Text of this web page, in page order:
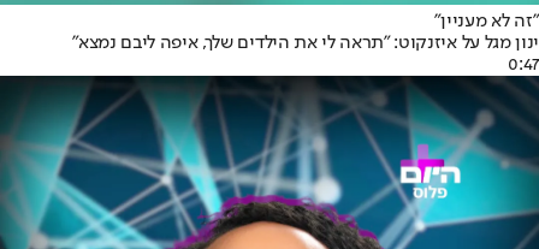
"זה לא מעניין"
ינון מגל על איזנקוט: "תראה לי את הילדים שלך, איפה ליבם נמצא"
0:47